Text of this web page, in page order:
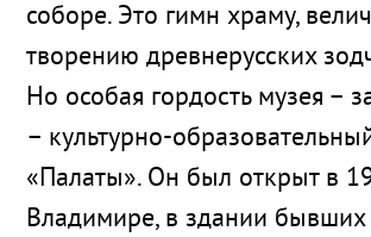
соборе. Это гимн храму,
творению древнерусских
Но особая гордость музея –
– культурно-
«Палаты». Он был открыт в
Владимире, в здании бывших